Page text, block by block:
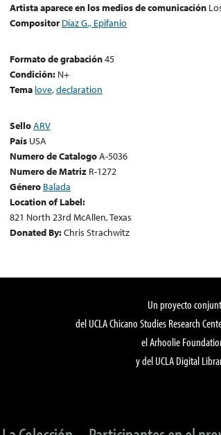
Artista aparece en los medios de comunicación
Compositor Díaz G., Epifanio
Formato de grabación45
Condición: N+
Tema love,declaration
SelloARV
País USA
Numero de CatalogoA-5036
Numero de Matriz R-1272
Género Balada
Location of Label:
821 North 23rd McAllen, Texas
Donated By:Chris Strachwitz
Un proyecto
del UCLA Chicano Studies Research
el Arhoolie
y del UCLA Digital